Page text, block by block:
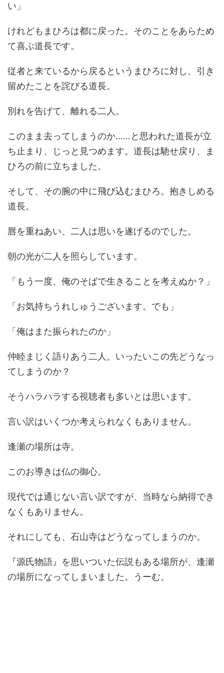
い」
けれどもまひろは都に戻った。そのことをあらため
て喜ぶ道長です。
従者と来ているから戻るというまひろに対し、引き
留めたことを詫びる道長。
別れを告げて、離れる二人。
このまま去ってしまうのか……と思われた道長が立
ち止まり、じっと見つめます。道長は馳せ戻り、ま
ひろの前に立ちました。
そして、その腕の中に飛び込むまひろ。抱きしめる
道長。
唇を重ねあい、二人は思いを遂げるのでした。
朝の光が二人を照らしています。
「もう一度、俺のそばで生きることを考えぬか？」
「お気持ちうれしゅうございます。でも」
「俺はまた振られたのか」
仲睦まじく語りあう二人。いったいこの先どうなっ
てしまうのか？
そうハラハラする視聴者も多いとは思います。
言い訳はいくつか考えられなくもありません。
逢瀬の場所は寺。
このお導きは仏の御心。
現代では通じない言い訳ですが、当時なら納得でき
なくもありません。
それにしても、石山寺はどうなってしまうのか。
『源氏物語』を思いついた伝説もある場所が、逢瀬
の場所になってしまいました。うーむ。